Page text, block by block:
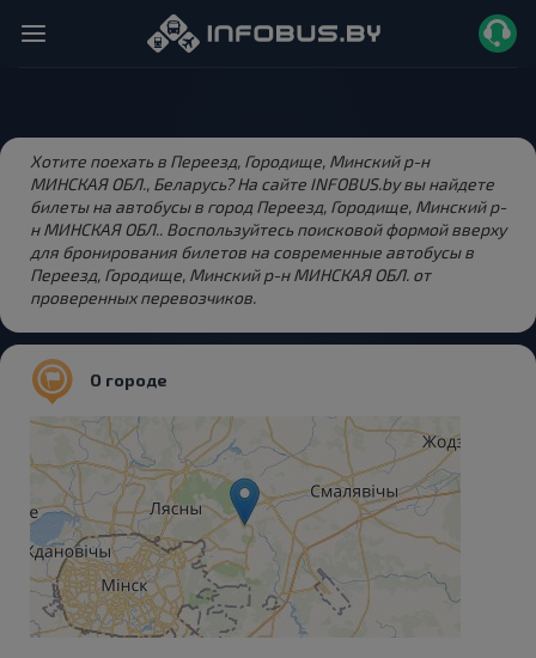
Хотите поехать в Переезд, Городище, Минский р-н
МИНСКАЯ ОБЛ., Беларусь? На сайте INFOBUS.by вы найдете
билеты на автобусы в город Переезд, Городище, Минский р-
н МИНСКАЯ ОБЛ.. Воспользуйтесь поисковой формой вверху
для бронирования билетов на современные автобусы в
Переезд, Городище, Минский р-н МИНСКАЯ ОБЛ. от
проверенных перевозчиков.
О городе